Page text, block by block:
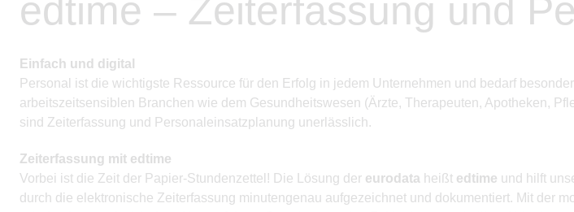
edtime – Zeiterfassung und
Einfach und digital
Personal ist die wichtigste Ressource für den Erfolg in jedem Unternehmen und bedarf
arbeitszeitsensiblen Branchen wie dem Gesundheitswesen (Ärzte, Therapeuten, Apotheken,
sind Zeiterfassung und Personaleinsatzplanung unerlässlich.
Zeiterfassung mit edtime
Vorbei ist die Zeit der Papier-Stundenzettel! Die Lösung der eurodata heißt edtime und hilft
durch die elektronische Zeiterfassung minutengenau aufgezeichnet und dokumentiert. Mit der